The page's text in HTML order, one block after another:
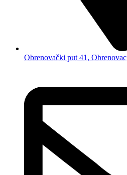
Obrenovački put 41, Obrenovac